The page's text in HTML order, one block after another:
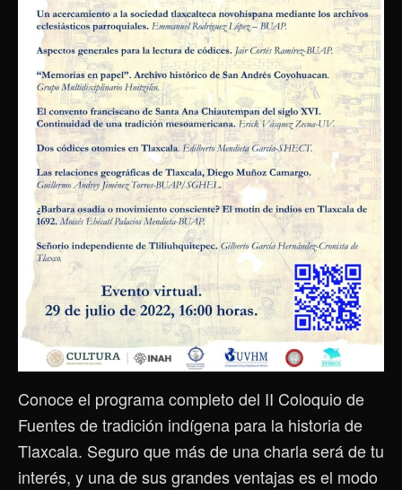
Conoce el programa completo del II Coloquio de
Fuentes de tradición indígena para la historia de
Tlaxcala. Seguro que más de una charla será de tu
interés, y una de sus grandes ventajas es el modo